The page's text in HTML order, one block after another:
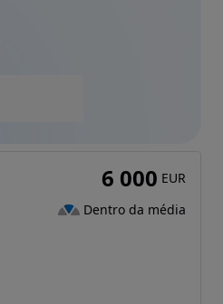
6 000 EUR
Dentro da média